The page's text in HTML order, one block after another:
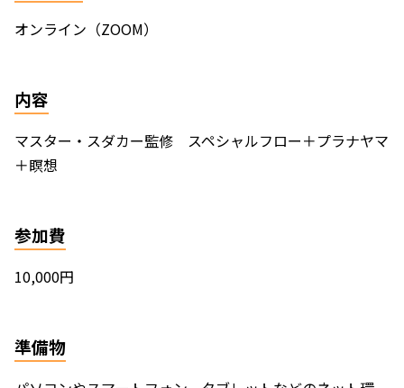
オンライン（ZOOM）
内容
マスター・スダカー監修 スペシャルフロー＋プラナヤマ
＋瞑想
参加費
10,000円
準備物